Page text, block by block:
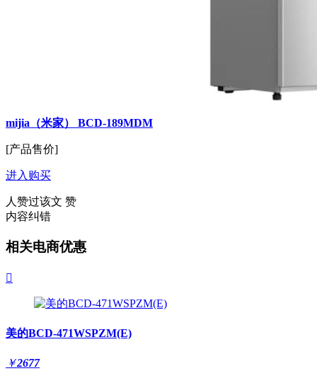
mijia（米家） BCD-189MDM
[产品售价]
进入购买
人赞过该文 赞
内容纠错
相关电商优惠

美的BCD-471WSPZM(E)
￥2677